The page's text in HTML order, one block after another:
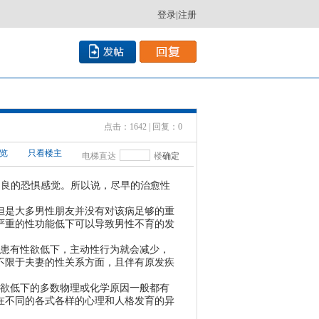
注册
|
登录
点击：1642 | 回复：0
电梯直达 楼确定
只看楼主
的恐惧感觉。所以说，尽早的治愈性
大多男性朋友并没有对该病足够的重
的性功能低下可以导致男性不育的发
性欲低下，主动性行为就会减少，
于夫妻的性关系方面，且伴有原发疾
下的多数物理或化学原因一般都有
同的各式各样的心理和人格发育的异